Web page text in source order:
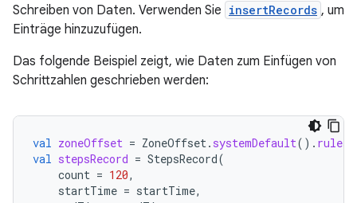
Schreiben von Daten. Verwenden Sie insertRecords , um
Einträge hinzuzufügen.
Das folgende Beispiel zeigt, wie Daten zum Einfügen von
Schrittzahlen geschrieben werden:
val zoneOffset = ZoneOffset. systemDefault(). rules
val stepsRecord = StepsRecord(
count = 120,
startTime = startTime,